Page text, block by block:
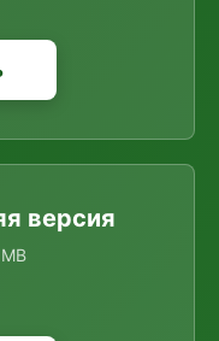
версия